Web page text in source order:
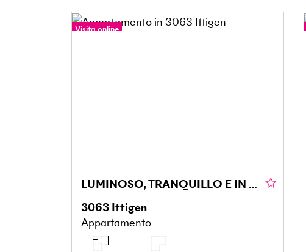
Visita online
LUMINOSO, TRANQUILLO E IN POSIZIONE IDEALE
3063 Ittigen
Appartamento